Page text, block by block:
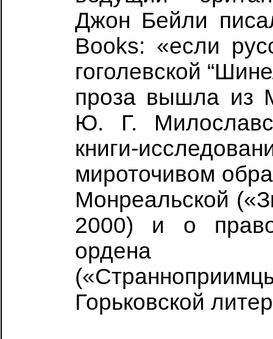
Джон Бейли
Books: «если
гоголевской
проза вышла из
Ю. Г.
книги-
мироточивом
Монреальской
2000) и о
ордена
Горьковской